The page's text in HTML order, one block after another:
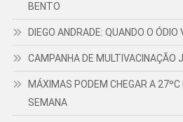
BENTO
DIEGO ANDRADE: QUANDO O
CAMPANHA DE MULTIVACINAÇÃO
MÁXIMAS PODEM CHEGAR A
SEMANA